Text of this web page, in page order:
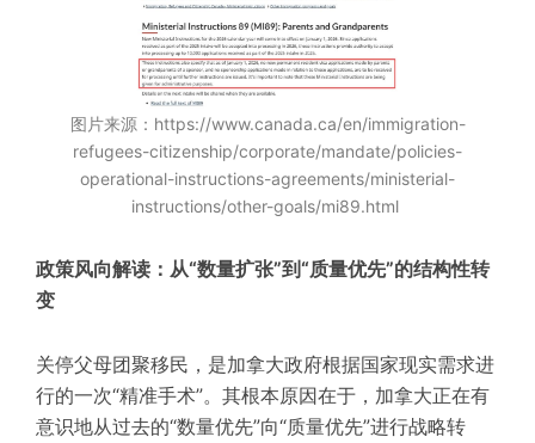
图片来源：https://www.canada.ca/en/immigration-
refugees-citizenship/corporate/mandate/policies-
operational-instructions-agreements/ministerial-
instructions/other-goals/mi89.html
政策风向解读：从“数量扩张”到“质量优先”的结构性转
变
关停父母团聚移民，是加拿大政府根据国家现实需求进
行的一次“精准手术”。其根本原因在于，加拿大正在有
意识地从过去的“数量优先”向“质量优先”进行战略转